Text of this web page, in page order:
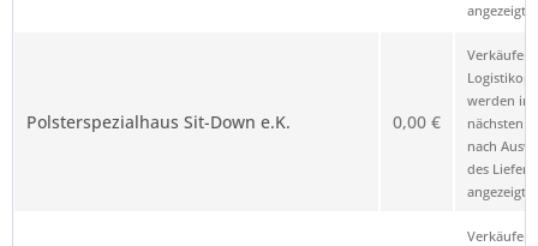
angezeigt.
Polsterspezialhaus Sit-Down e.K. 0,00 €
Verkäufer
werden im
nächsten
nach
des
angezeigt.
Verkäufer